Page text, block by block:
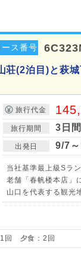
ース番号
荘(2泊目)と萩
旅行代金
旅行期間 3日間
出発日 9/7
当社基準最上級Sラ
老舗「春帆楼本店」
山口を代表する観光
回 夕食：2回